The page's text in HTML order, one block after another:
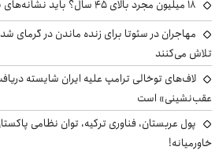
۱۸ میلیون مجرد بالای ۴۵ سال؟ باید نشانه‌های بحران اجتماعی را جدی گرفت
مهاجران در سئوتا برای زنده ماندن در گرمای
تلاش می‌کنند
لاف‌های توخالی ترامپ علیه ایران شایسته
عقب‌نشینی» است
پول عربستان، فناوری ترکیه، توان نظامی
خاورمیانه!